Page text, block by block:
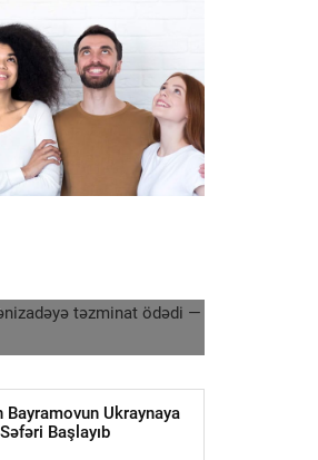
Qənizadəyə
Bayramovun Ukraynaya
Başlayıb